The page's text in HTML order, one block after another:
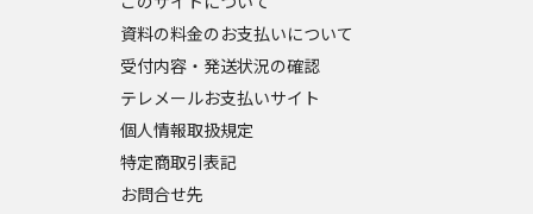
資料の料金のお支払いについて
受付内容・発送状況の確認
テレメールお支払いサイト
個人情報取扱規定
特定商取引表記
お問合せ先